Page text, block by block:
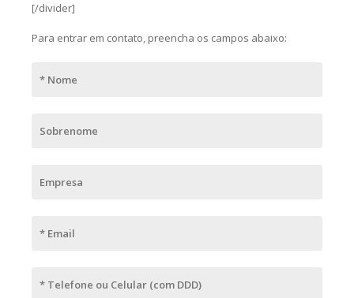
[/divider]
Para entrar em contato, preencha os campos abaixo: